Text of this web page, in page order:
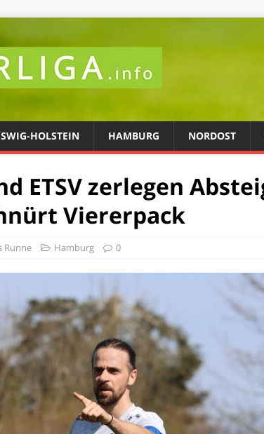
HOLSTEIN HAMBURG NORDOST
ETSV zerlegen
Viererpack
Runne Hamburg 0